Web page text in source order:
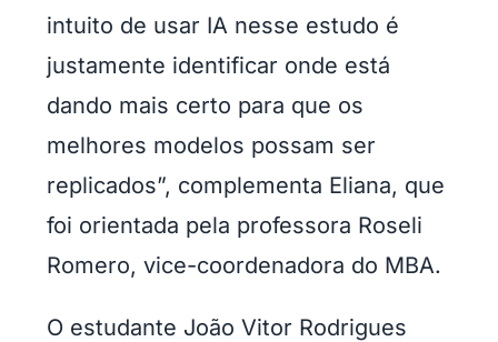
intuito de usar IA nesse estudo é
justamente identificar onde está
dando mais certo para que os
melhores modelos possam ser
replicados”, complementa Eliana, que
foi orientada pela professora Roseli
Romero, vice-coordenadora do MBA.
O estudante João Vitor Rodrigues